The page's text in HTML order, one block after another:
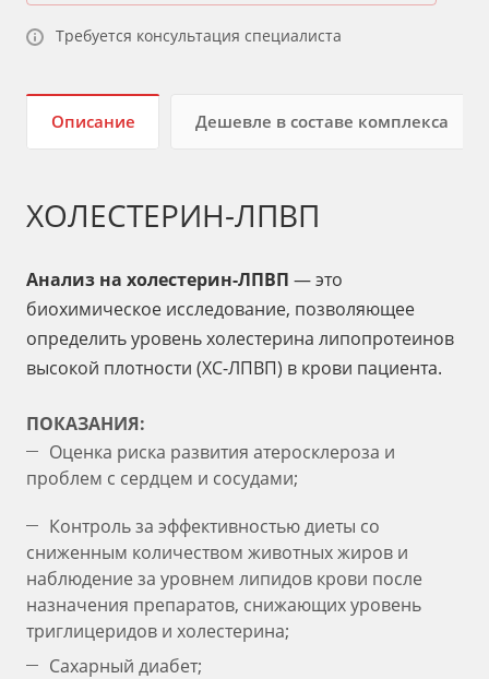
Требуется консультация специалиста
Описание Дешевле в составе комплекса
ХОЛЕСТЕРИН-ЛПВП
Анализ на холестерин-ЛПВП — это
биохимическое исследование, позволяющее
определить уровень холестерина липопротеинов
высокой плотности (ХС-ЛПВП) в крови пациента.
ПОКАЗАНИЯ:
Оценка риска развития атеросклероза и
проблем с сердцем и сосудами;
Контроль за эффективностью диеты со
сниженным количеством животных жиров и
наблюдение за уровнем липидов крови после
назначения препаратов, снижающих уровень
триглицеридов и холестерина;
Сахарный диабет;